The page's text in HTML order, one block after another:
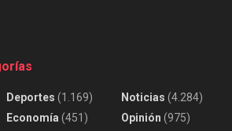
Deportes (1.169)
Economía (451)
Noticias (4.284)
Opinión (975)